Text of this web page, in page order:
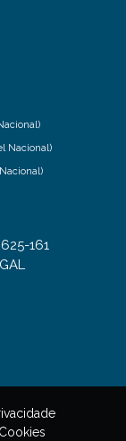
Nacional)
161